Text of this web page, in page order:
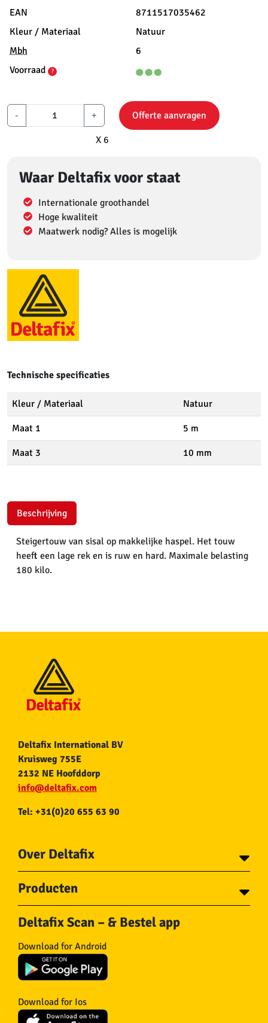
EAN
8711517035462
Kleur / Materiaal
Natuur
Mbh
6
Voorraad
?
- +
X 6
Offerte aanvragen
Waar Deltafix voor staat
Internationale groothandel
Hoge kwaliteit
Maatwerk nodig? Alles is mogelijk
Technische specificaties
Kleur / Materiaal Natuur
Maat 1 5 m
Maat 3 10 mm
Beschrijving
Steigertouw van sisal op makkelijke haspel. Het touw
heeft een lage rek en is ruw en hard. Maximale belasting
180 kilo.
Deltafix International BV
Kruisweg 755E
2132 NE Hoofddorp
info@deltafix.com
Tel: +31(0)20 655 63 90
Over Deltafix
Voor gemeentes
Over Deltafix
Producten
Schroeven
Bouten
Draadnagels
Pluggen
Beslag
Haken
IJzerwaren
Ketting en Toebehoren
Deltafix Scan – & Bestel app
Download for Android
Download for Ios